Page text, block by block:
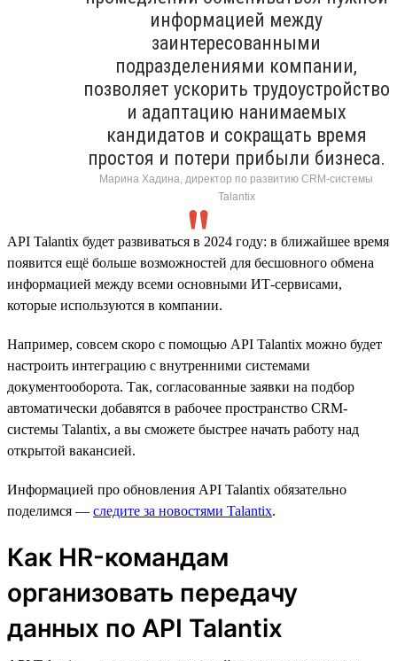
информацией между
заинтересованными
подразделениями компании,
позволяет ускорить трудоустройство
и адаптацию нанимаемых
кандидатов и сокращать время
простоя и потери прибыли бизнеса.
Марина Хадина, директор по развитию CRM-системы
Talantix
API Talantix будет развиваться в 2024 году: в ближайшее время
появится ещё больше возможностей для бесшовного обмена
информацией между всеми основными ИТ-сервисами,
которые используются в компании.
Например, совсем скоро с помощью API Talantix можно будет
настроить интеграцию с внутренними системами
документооборота. Так, согласованные заявки на подбор
автоматически добавятся в рабочее пространство CRM-
системы Talantix, а вы сможете быстрее начать работу над
открытой вакансией.
Информацией про обновления API Talantix обязательно
поделимся — следите за новостями Talantix.
Как HR-командам
организовать передачу
данных по API Talantix